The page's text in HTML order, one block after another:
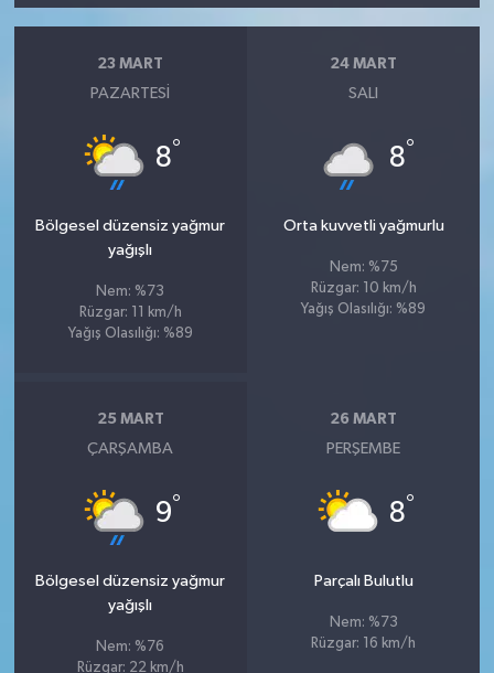
23 MART
PAZARTESI
8°
Bölgesel düzensiz yağmur
yağışlı
Nem: %73
Rüzgar: 11 km/h
Yağış Olasılığı: %89
24 MART
SALI
8°
Orta kuvvetli yağmurlu
Nem: %75
Rüzgar: 10 km/h
Yağış Olasılığı: %89
25 MART
ÇARŞAMBA
9°
Bölgesel düzensiz yağmur
yağışlı
Nem: %76
Rüzgar: 22 km/h
26 MART
PERŞEMBE
8°
Parçalı Bulutlu
Nem: %73
Rüzgar: 16 km/h